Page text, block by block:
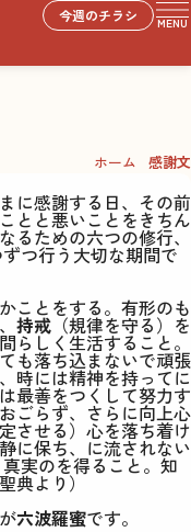
今週のチラシ MENU
ホーム 感謝文
に感謝する日、その前
とと悪いことをきちん
るための六つの修行、
つ行う大切な期間で
ことをする。有形のも
持戒 （規律を守る）を
らしく生活すること。
も落ち込まないで頑張
時には精神を持ってに
最善をつくして努力す
ごらず、さらに向上心
させる）心を落ち着け
に保ち、に流されない
実のを得ること。知
典より）
六波羅蜜です。